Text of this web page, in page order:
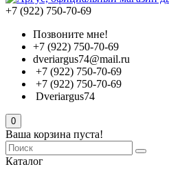
+7 (922) 750-70-69
Позвоните мне!
+7 (922) 750-70-69
dveriargus74@mail.ru
+7 (922) 750-70-69
+7 (922) 750-70-69
Dveriargus74
0
Ваша корзина пуста!
Каталог